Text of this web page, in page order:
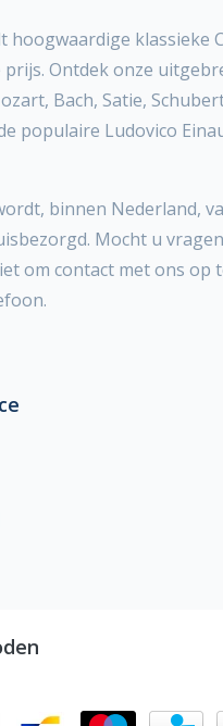
hoogwaardige klassieke
Ontdek onze
Bach, Satie,
populaire Ludovico
binnen Nederland,
Mocht u
om contact met ons op